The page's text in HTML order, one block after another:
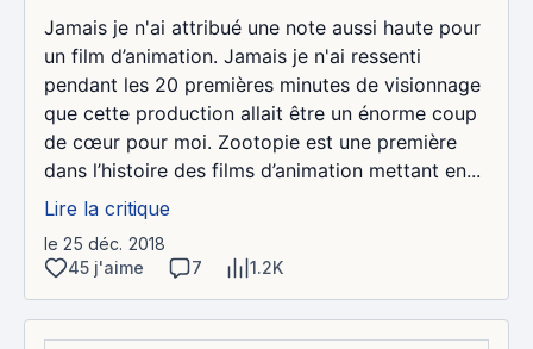
Jamais je n'ai attribué une note aussi haute pour
un film d’animation. Jamais je n'ai ressenti
pendant les 20 premières minutes de visionnage
que cette production allait être un énorme coup
de cœur pour moi. Zootopie est une première
dans l’histoire des films d’animation mettant en...
Lire la critique
le 25 déc. 2018
45 j'aime
7 1.2K